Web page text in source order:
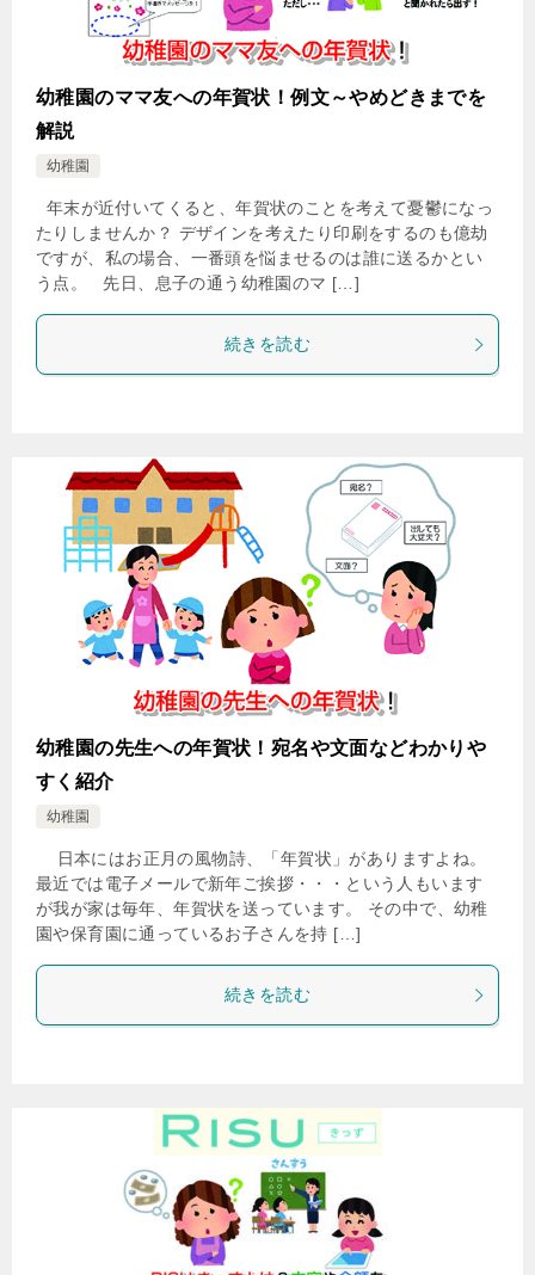
幼稚園のママ友への年賀状！例文～やめどきまでを
解説
幼稚園
年末が近付いてくると、年賀状のことを考えて憂鬱になっ
たりしませんか？ デザインを考えたり印刷をするのも億劫
ですが、私の場合、一番頭を悩ませるのは誰に送るかとい
う点。 先日、息子の通う幼稚園のマ […]
続きを読む
幼稚園の先生への年賀状！宛名や文面などわかりや
すく紹介
幼稚園
日本にはお正月の風物詩、「年賀状」がありますよね。
最近では電子メールで新年ご挨拶・・・という人もいます
が我が家は毎年、年賀状を送っています。 その中で、幼稚
園や保育園に通っているお子さんを持 […]
続きを読む